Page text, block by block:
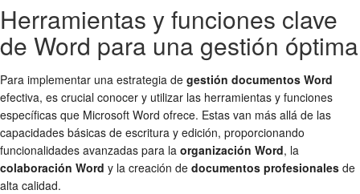
Herramientas y funciones clave
de Word para una gestión óptima
Para implementar una estrategia de gestión documentos Word
efectiva, es crucial conocer y utilizar las herramientas y funciones
específicas que Microsoft Word ofrece. Estas van más allá de las
capacidades básicas de escritura y edición, proporcionando
funcionalidades avanzadas para la organización Word, la
colaboración Word y la creación de documentos profesionales de
alta calidad.